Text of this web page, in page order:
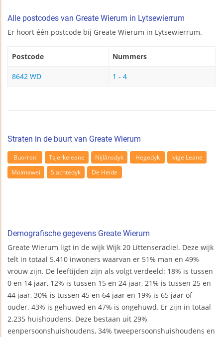
Alle postcodes van Greate Wierum in Lytsewierrum
Er hoort één postcode bij Greate Wierum in Lytsewierrum.
Postcode Nummers
8642 WD 1 - 4
Straten in de buurt van Greate Wierum
Buorren Tsjerkeleane Nijlânsdyk Hegedyk
Ivige Leane
Molmawei
Slachtedyk De Heide
Demografische gegevens Greate Wierum
Greate Wierum ligt in de wijk Wijk 20 Littenseradiel. Deze wijk
telt in totaal 5.410 inwoners waarvan er 51% man en 49%
vrouw zijn. De leeftijden zijn als volgt verdeeld: 18% is tussen
0 en 14 jaar, 12% is tussen 15 en 24 jaar, 21% is tussen 25 en
44 jaar, 30% is tussen 45 en 64 jaar en 19% is 65 jaar of
ouder. 43% is gehuwed en 47% is ongehuwd. Er zijn in totaal
2.235 huishoudens. Deze bestaan uit 29%
eenpersoonshuishoudens, 34% tweepersoonshuishoudens en